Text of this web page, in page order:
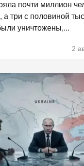
почти миллион
три с половиной
уничтожены,...
2